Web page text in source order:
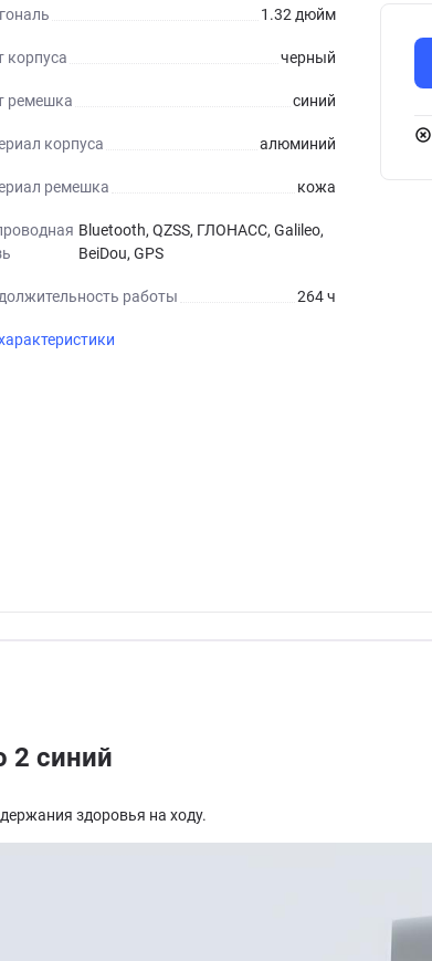
1.32 дюйм
корпуса черный
ремешка синий
корпуса алюминий
ремешка кожа
Bluetooth, QZSS, ГЛОНАСС, Galileo,
BeiDou, GPS
работы 264 ч
2 синий
здоровья на ходу.